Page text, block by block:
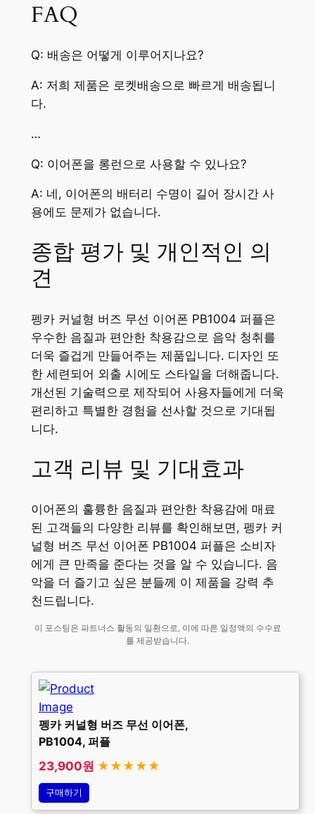
FAQ
Q: 배송은 어떻게 이루어지나요?
A: 저희 제품은 로켓배송으로 빠르게 배송됩니
다.
…
Q: 이어폰을 롱런으로 사용할 수 있나요?
A: 네, 이어폰의 배터리 수명이 길어 장시간 사
용에도 문제가 없습니다.
종합 평가 및 개인적인 의
견
펭카 커널형 버즈 무선 이어폰 PB1004 퍼플은
우수한 음질과 편안한 착용감으로 음악 청취를
더욱 즐겁게 만들어주는 제품입니다. 디자인 또
한 세련되어 외출 시에도 스타일을 더해줍니다.
개선된 기술력으로 제작되어 사용자들에게 더욱
편리하고 특별한 경험을 선사할 것으로 기대됩
니다.
고객 리뷰 및 기대효과
이어폰의 훌륭한 음질과 편안한 착용감에 매료
된 고객들의 다양한 리뷰를 확인해보면, 펭카 커
널형 버즈 무선 이어폰 PB1004 퍼플은 소비자
에게 큰 만족을 준다는 것을 알 수 있습니다. 음
악을 더 즐기고 싶은 분들께 이 제품을 강력 추
천드립니다.
이 포스팅은 파트너스 활동의 일환으로, 이에 따른 일정액의 수수료
를 제공받습니다.
펭카 커널형 버즈 무선 이어폰,
PB1004, 퍼플
23,900원 ★★★★★
구매하기